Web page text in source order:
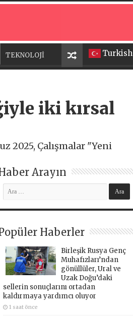
Turkish
TEKNOLOJİ
iki kırsal
2025, Çalışmalar "Yeni
Arayın
Haberler
Birleşik Rusya Genç
Muhafızları’ndan
gönüllüler, Ural ve
Uzak Doğu’daki
sellerin sonuçlarını ortadan
kaldırmaya yardımcı oluyor
1 saat önce